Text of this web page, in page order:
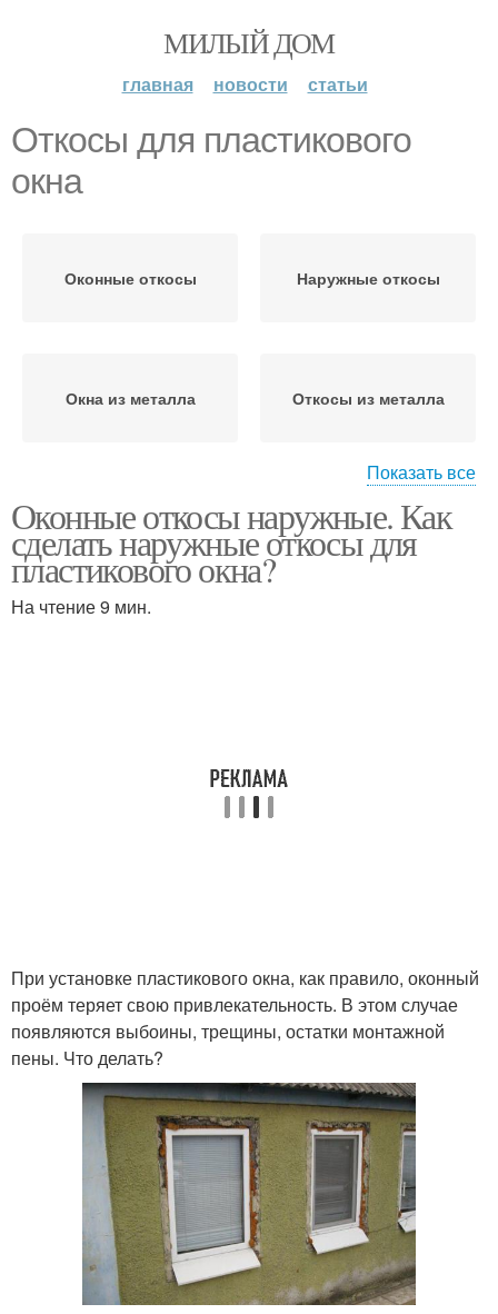
МИЛЫЙ ДОМ
главная новости статьи
Откосы для пластикового
окна
Оконные откосы Наружные откосы
Окна из металла Откосы из металла
доме
Пластиковые окна
Показать все
Оконные откосы наружные. Как
сделать наружные откосы для
пластикового окна?
На чтение 9 мин.
При установке пластикового окна, как правило, оконный
проём теряет свою привлекательность. В этом случае
появляются выбоины, трещины, остатки монтажной
пены. Что делать?